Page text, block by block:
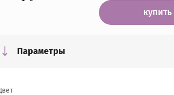
купить
Параметры